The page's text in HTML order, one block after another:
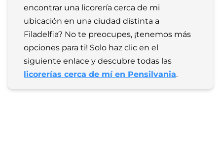
encontrar una licorería cerca de mi
ubicación en una ciudad distinta a
Filadelfia? No te preocupes, ¡tenemos más
opciones para ti! Solo haz clic en el
licorerías cerca de mí en Pensilvania.